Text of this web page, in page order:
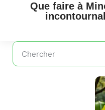
Que faire à